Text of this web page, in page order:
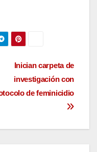
Inician carpeta de
investigación con
de feminicidio